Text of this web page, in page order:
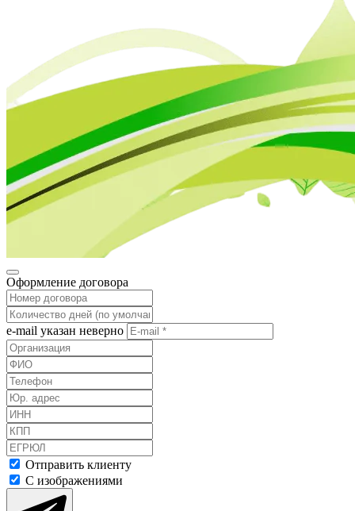
Оформление договора
e-mail указан неверно
Отправить клиенту
С изображениями